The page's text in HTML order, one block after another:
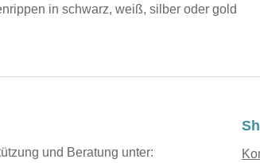
in schwarz, weiß, silber oder gold
und Beratung unter: